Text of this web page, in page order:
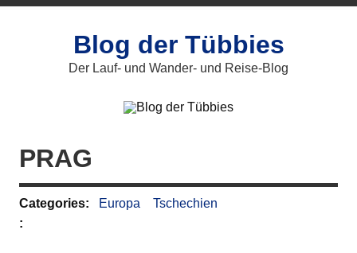
Zum
Blog der Tübbies
Der Lauf- und Wander- und Reise-Blog
PRAG
Categories: Europa
Tschechien
: